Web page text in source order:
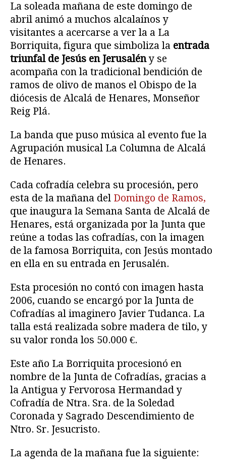
La soleada mañana de este domingo de
abril animó a muchos alcalaínos y
visitantes a acercarse a ver la a La
Borriquita, figura que simboliza la entrada
triunfal de Jesús en Jerusalény se
acompaña con la tradicional bendición de
ramos de olivo de manos el Obispo de la
diócesis de Alcalá de Henares, Monseñor
Reig Plá.
La banda que puso música al evento fue la
Agrupación musical La Columna de Alcalá
de Henares.
Cada cofradía celebra su procesión, pero
esta de la mañana del Domingo de Ramos,
que inaugura la Semana Santa de Alcalá de
Henares, está organizada por la Junta que
reúne a todas las cofradías, con la imagen
de la famosa Borriquita, con Jesús montado
en ella en su entrada en Jerusalén.
Esta procesión no contó con imagen hasta
2006, cuando se encargó por la Junta de
Cofradías al imaginero Javier Tudanca. La
talla está realizada sobre madera de tilo, y
su valor ronda los 50.000 €.
Este año La Borriquita procesionó en
nombre de la Junta de Cofradías, gracias a
la Antigua y Fervorosa Hermandad y
Cofradía de Ntra. Sra. de la Soledad
Coronada y Sagrado Descendimiento de
Ntro. Sr. Jesucristo.
La agenda de la mañana fue la siguiente: